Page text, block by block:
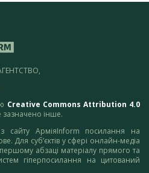
Creative Commons Attribution 4.0
інше.
сайту АрміяInform посилання на
Для суб’єктів у сфері онлайн-медіа
абзаці матеріалу прямого та
гіперпосилання на цитований